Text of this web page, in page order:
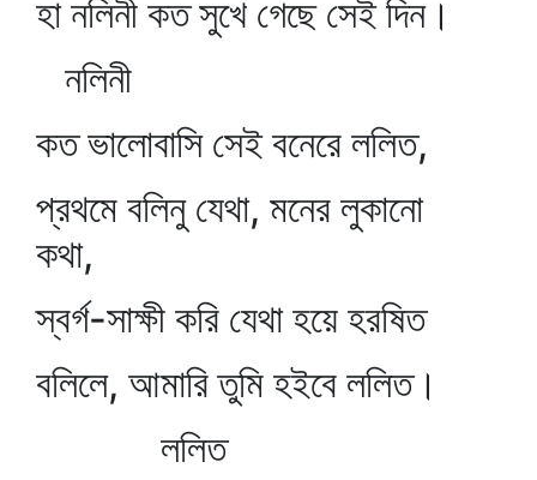
হা নলিনী কত সুখে গেছে সেই দিন।
নলিনী
কত ভালোবাসি সেই বনেরে ললিত,
প্রথমে বলিনু যেথা, মনের লুকানো
কথা,
স্বর্গ-সাক্ষী করি যেথা হয়ে হরষিত
বলিলে, আমারি তুমি হইবে ললিত।
ললিত